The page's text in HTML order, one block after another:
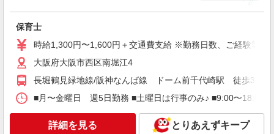
派遣社員
株式会社アスカ 大阪支店（jb662777）
企業内保育園・企業主導型の保育士
時給 1,650円 交通費あり／全額支給
業主導型） 大阪府大阪市西区北堀江117四ツ橋日
生ビル101号室
保育士
時給1,300円〜1,600円＋交通費支給 ※勤務日数、ご経験等に
大阪府大阪市西区南堀江4
長堀鶴見緑地線/阪神なんば線 ドーム前千代崎駅 徒歩3
■月〜金曜日 週5日勤務 ■土曜日は行事のみ♪ ■9:00〜18:00
詳細を見る とりあえずキープ